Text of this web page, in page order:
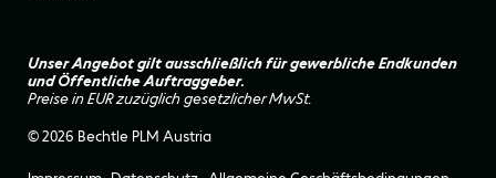
Unser Angebot gilt ausschließlich für gewerbliche Endkunden
und Öffentliche Auftraggeber.
Preise in EUR zuzüglich gesetzlicher MwSt.
© 2026 Bechtle PLM Austria